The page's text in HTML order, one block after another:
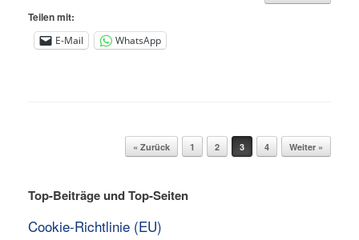
Teilen mit:
E-Mail WhatsApp
« Zurück 1 2 3 4 Weiter »
Top-Beiträge und Top-Seiten
Cookie-Richtlinie (EU)